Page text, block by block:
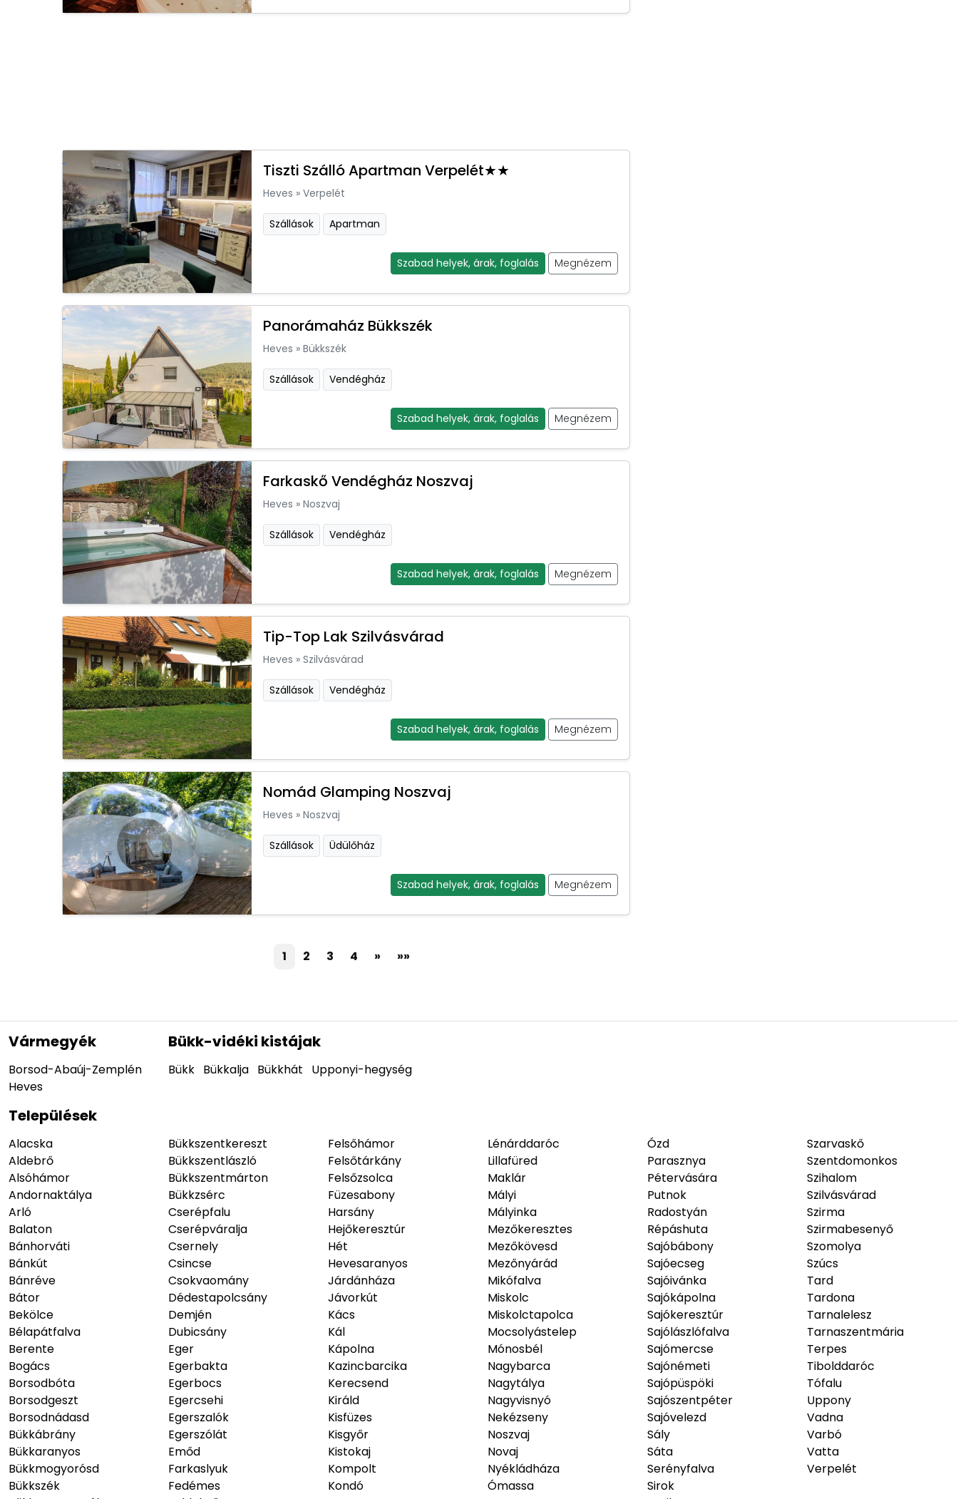
Tiszti Szálló Apartman Verpelét★★
Heves » Verpelét
Szállások Apartman
Szabad helyek, árak, foglalás Megnézem
Panorámaház Bükkszék
Heves » Bükkszék
Szállások Vendégház
Szabad helyek, árak, foglalás Megnézem
Farkaskő Vendégház Noszvaj
Heves » Noszvaj
Szállások Vendégház
Szabad helyek, árak, foglalás Megnézem
Tip-Top Lak Szilvásvárad
Heves » Szilvásvárad
Szállások Vendégház
Szabad helyek, árak, foglalás Megnézem
Nomád Glamping Noszvaj
Heves » Noszvaj
Szállások Üdülőház
Szabad helyek, árak, foglalás Megnézem
1 2 3 4 » »»
Vármegyék
Borsod-Abaúj-Zemplén
Heves
Bükk-vidéki kistájak
Bükk Bükkalja Bükkhát Upponyi-hegység
Települések
Alacska
Aldebrő
Alsóhámor
Andornaktálya
Arló
Balaton
Bánhorváti
Bánkút
Bánréve
Bátor
Bekölce
Bélapátfalva
Berente
Bogács
Borsodbóta
Borsodgeszt
Borsodnádasd
Bükkábrány
Bükkaranyos
Bükkmogyorósd
Bükkszék
Bükkszentkereszt
Bükkszentlászló
Bükkszentmárton
Bükkzsérc
Cserépfalu
Cserépváralja
Csernely
Csincse
Csokvaomány
Dédestapolcsány
Demjén
Dubicsány
Eger
Egerbakta
Egerbocs
Egercsehi
Egerszalók
Egerszólát
Emőd
Farkaslyuk
Fedémes
Felsőhámor
Felsőtárkány
Felsőzsolca
Füzesabony
Harsány
Hejőkeresztúr
Hét
Hevesaranyos
Járdánháza
Jávorkút
Kács
Kál
Kápolna
Kazincbarcika
Kerecsend
Királd
Kisfüzes
Kisgyőr
Kistokaj
Kompolt
Kondó
Lénárddaróc
Lillafüred
Maklár
Mályi
Mályinka
Mezőkeresztes
Mezőkövesd
Mezőnyárád
Mikófalva
Miskolc
Miskolctapolca
Mocsolyástelep
Mónosbél
Nagybarca
Nagytálya
Nagyvisnyó
Nekézseny
Noszvaj
Novaj
Nyékládháza
Ómassa
Ózd
Parasznya
Pétervására
Putnok
Radostyán
Répáshuta
Sajóbábony
Sajóecseg
Sajóivánka
Sajókápolna
Sajókeresztúr
Sajólászlófalva
Sajómercse
Sajónémeti
Sajópüspöki
Sajószentpéter
Sajóvelezd
Sály
Sáta
Serényfalva
Sirok
Szarvaskő
Szentdomonkos
Szihalom
Szilvásvárad
Szirma
Szirmabesenyő
Szomolya
Szúcs
Tard
Tardona
Tarnalelesz
Tarnaszentmária
Terpes
Tibolddaróc
Tófalu
Uppony
Vadna
Varbó
Vatta
Verpelét